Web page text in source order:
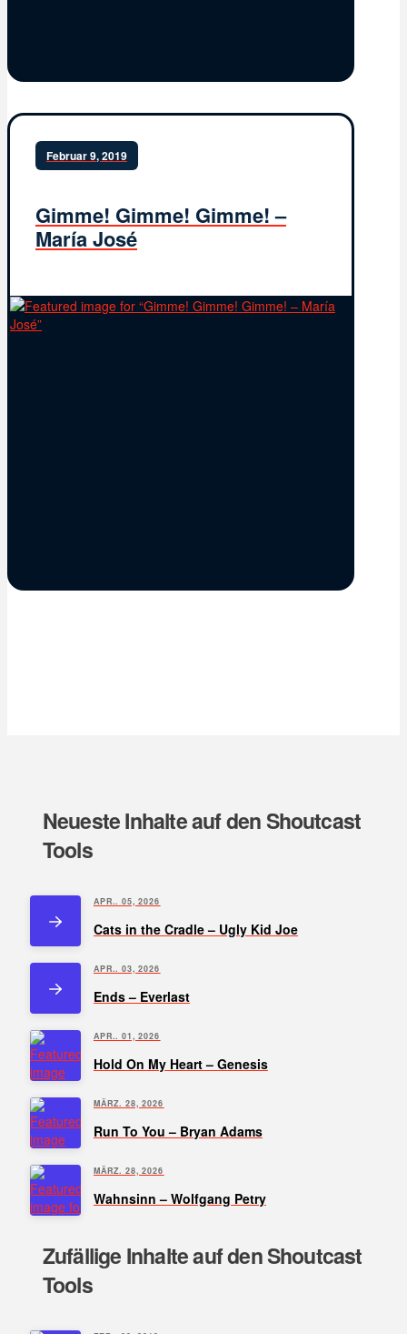
Februar 9, 2019
Gimme! Gimme! Gimme! –
María José
Neueste Inhalte auf den Shoutcast
Tools
APR.. 05, 2026
Cats in the Cradle – Ugly Kid Joe
APR.. 03, 2026
Ends – Everlast
APR.. 01, 2026
Hold On My Heart – Genesis
MÄRZ. 28, 2026
Run To You – Bryan Adams
MÄRZ. 28, 2026
Wahnsinn – Wolfgang Petry
Zufällige Inhalte auf den Shoutcast
Tools